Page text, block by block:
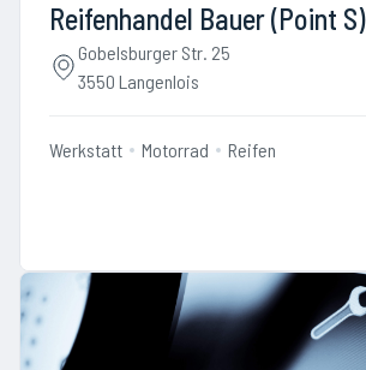
Reifenhandel Bauer (Point S)
Gobelsburger Str. 25
3550 Langenlois
Werkstatt Motorrad Reifen